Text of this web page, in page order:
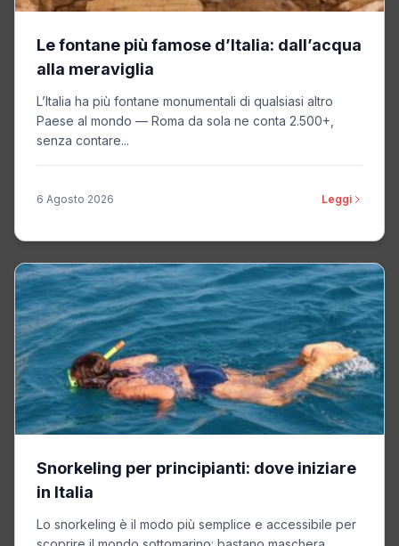
Le fontane più famose d’Italia: dall’acqua
alla meraviglia
L’Italia ha più fontane monumentali di qualsiasi altro
Paese al mondo — Roma da sola ne conta 2.500+,
senza contare...
6 Agosto 2026 Leggi
Snorkeling per principianti: dove iniziare
in Italia
Lo snorkeling è il modo più semplice e accessibile per